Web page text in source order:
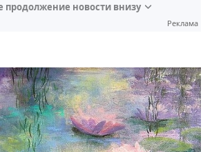
продолжение новости внизу
Реклама